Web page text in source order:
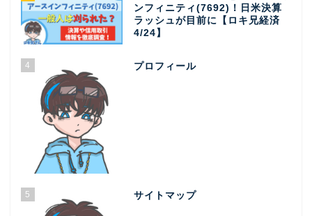
ンフィニティ(7692)！日米決算
ラッシュが目前に【ロキ兄経済
4/24】
4 プロフィール
5 サイトマップ